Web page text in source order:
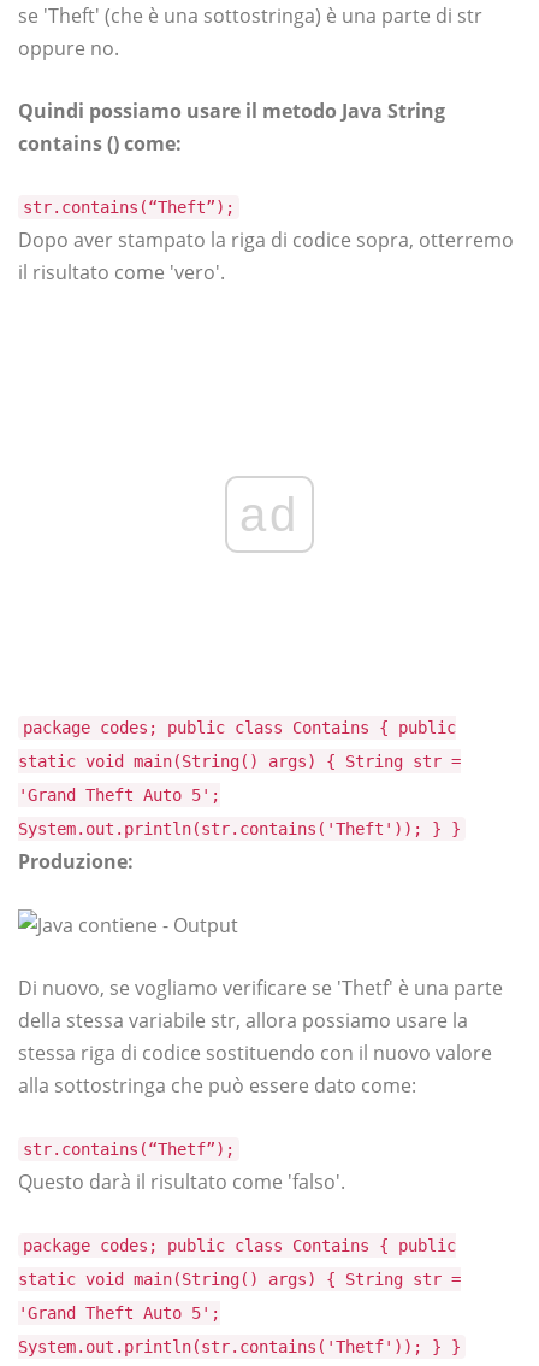
se 'Theft' (che è una sottostringa) è una parte di str
oppure no.
Quindi possiamo usare il metodo Java String
contains () come:
str.contains(“Theft”);
Dopo aver stampato la riga di codice sopra, otterremo
il risultato come 'vero'.
ad
package codes; public class Contains { public
static void main(String() args) { String str =
'Grand Theft Auto 5';
System.out.println(str.contains('Theft')); } }
Produzione:
Di nuovo, se vogliamo verificare se 'Thetf' è una parte
della stessa variabile str, allora possiamo usare la
stessa riga di codice sostituendo con il nuovo valore
alla sottostringa che può essere dato come:
str.contains(“Thetf”);
Questo darà il risultato come 'falso'.
package codes; public class Contains { public
static void main(String() args) { String str =
'Grand Theft Auto 5';
System.out.println(str.contains('Thetf')); } }